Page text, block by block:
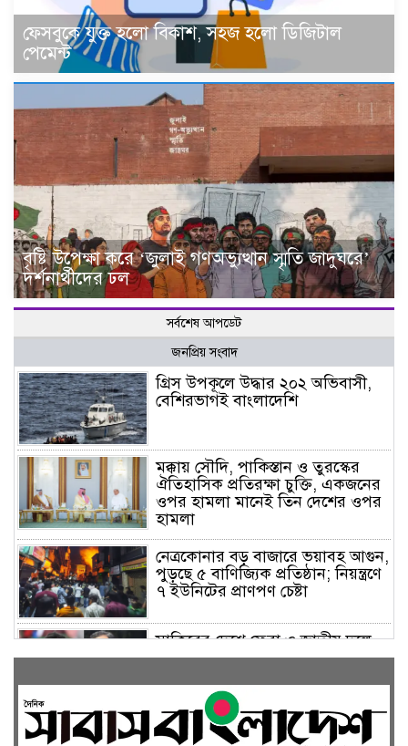
ফেসবুকে যুক্ত হলো বিকাশ, সহজ হলো ডিজিটাল
পেমেন্ট
বৃষ্টি উপেক্ষা করে ‘জুলাই গণঅভ্যুত্থান স্মৃতি জাদুঘরে’
দর্শনার্থীদের ঢল
সর্বশেষ আপডেট
জনপ্রিয় সংবাদ
গ্রিস উপকূলে উদ্ধার ২০২ অভিবাসী,
বেশিরভাগই বাংলাদেশি
মক্কায় সৌদি, পাকিস্তান ও তুরস্কের
ঐতিহাসিক প্রতিরক্ষা চুক্তি, একজনের
ওপর হামলা মানেই তিন দেশের ওপর
হামলা
নেত্রকোনার বড় বাজারে ভয়াবহ আগুন,
পুড়ছে ৫ বাণিজ্যিক প্রতিষ্ঠান; নিয়ন্ত্রণে
৭ ইউনিটের প্রাণপণ চেষ্টা
সাকিবের দেশে ফেরা ও জাতীয় দলে
ফেরার সম্ভাবনা নেই, ইঙ্গিত ক্রীড়া
ফেসবুকে যুক্ত হলো বিকাশ, সহজ